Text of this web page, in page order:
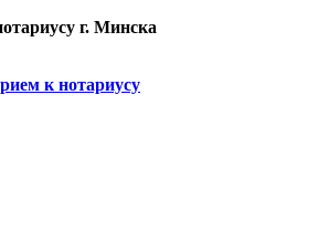
г. Минска
к нотариусу